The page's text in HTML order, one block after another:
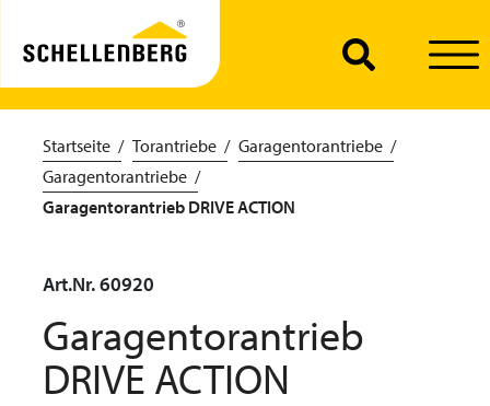
Startseite Torantriebe
Garagentorantriebe
Garagentorantriebe
Garagentorantrieb DRIVE ACTION
Art.Nr. 60920
Garagentorantrieb
DRIVE ACTION